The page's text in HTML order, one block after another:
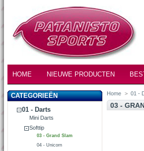
HOME NIEUWE PRODUCTEN
CATEGORIEËN
01 - Darts
Mini Darts
Softtip
03 - Grand Slam
04 - Unicorn
Home > 01 -
03 -